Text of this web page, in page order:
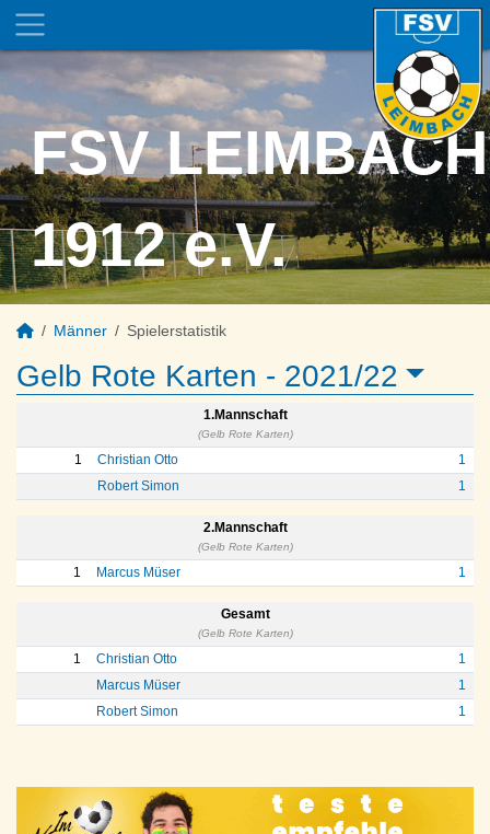
FSV LEIMBACH
1912 e.V.
Männer Spielerstatistik
Gelb Rote Karten - 2021/22
1.Mannschaft
(Gelb Rote Karten)
1 Christian Otto
1
Robert Simon
1
2.Mannschaft
(Gelb Rote Karten)
1 Marcus Müser 1
Gesamt
(Gelb Rote Karten)
1 Christian Otto
1
Marcus Müser
1
Robert Simon
1